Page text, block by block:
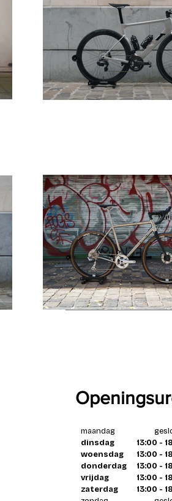
maandag
dinsdag
woensdag
donderdag
vrijdag
zaterdag
13:00 -
13:00 -
13:00 -
13:00 -
13:00 -